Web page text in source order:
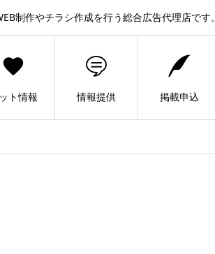
制作やチラシ作成を行う総合広告代理店です。
ト情報 情報提供 掲載申込